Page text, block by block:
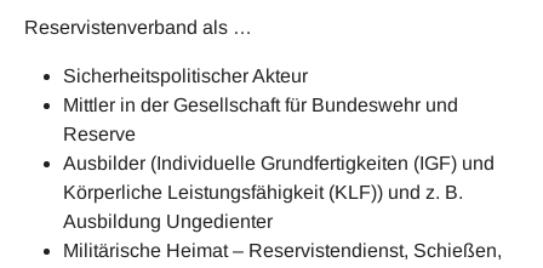
Reservistenverband als …
Sicherheitspolitischer Akteur
Mittler in der Gesellschaft für Bundeswehr und
Reserve
Ausbilder (Individuelle Grundfertigkeiten (IGF) und
Körperliche Leistungsfähigkeit (KLF)) und z. B.
Ausbildung Ungedienter
Militärische Heimat – Reservistendienst, Schießen,